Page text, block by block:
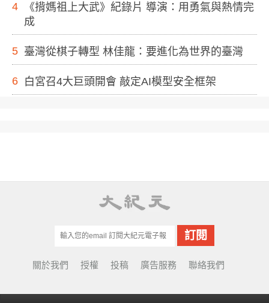
4
《揹媽祖上大武》紀錄片 導演：用勇氣與熱情完
成
5 臺灣從棋子轉型 林佳龍：要進化為世界的臺灣
6 白宮召4大巨頭開會 敲定AI模型安全框架
關於我們 授權 投稿 廣告服務 聯絡我們